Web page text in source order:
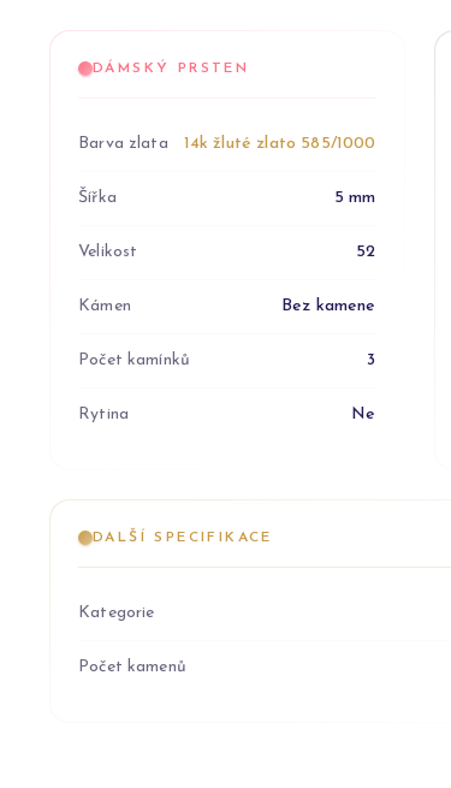
DÁMSKÝ PRSTEN
Barva zlata 14k žluté zlato 585/1000
Šířka 5 mm
Velikost 52
Kámen Bez kamene
Počet kamínků 3
Rytina Ne
DALŠÍ SPECIFIKACE
Kategorie
Počet kamenů